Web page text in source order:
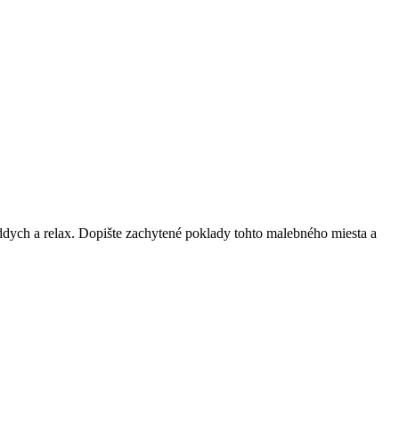
a relax. Dopište zachytené poklady tohto malebného miesta a